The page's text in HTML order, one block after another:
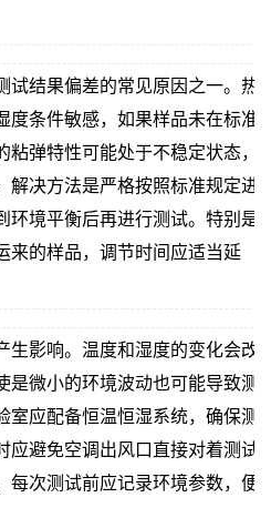
试结果偏差的常见原因之一。热
度条件敏感，如果样品未在标准
弹特性可能处于不稳定状态，
解决方法是严格按照标准规定进
环境平衡后再进行测试。特别是
来的样品，调节时间应适当延
生影响。温度和湿度的变化会改
是微小的环境波动也可能导致测
室应配备恒温恒湿系统，确保测
应避免空调出风口直接对着测试
每次测试前应记录环境参数，便